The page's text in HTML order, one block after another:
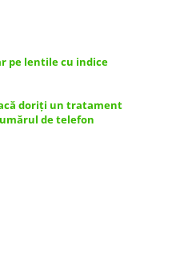
pe lentile cu indice
doriți un tratament
de telefon